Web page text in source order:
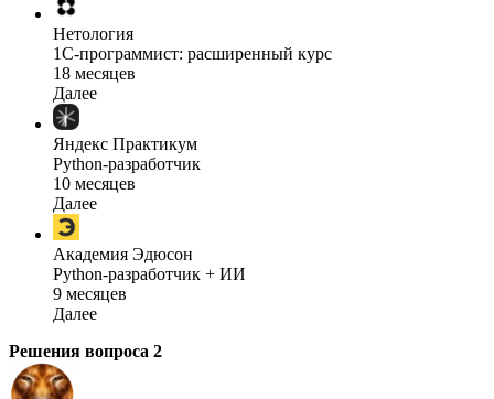
Нетология
1C-программист: расширенный курс
18 месяцев
Далее
Яндекс Практикум
Python-разработчик
10 месяцев
Далее
Академия Эдюсон
Python-разработчик + ИИ
9 месяцев
Далее
Решения вопроса 2